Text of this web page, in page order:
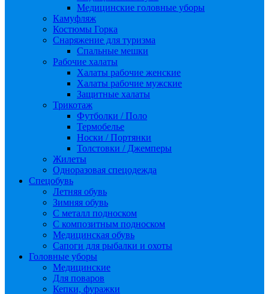
Медицинские головные уборы
Камуфляж
Костюмы Горка
Снаряжение для туризма
Спальные мешки
Рабочие халаты
Халаты рабочие женские
Халаты рабочие мужские
Защитные халаты
Трикотаж
Футболки / Поло
Термобелье
Носки / Портянки
Толстовки / Джемперы
Жилеты
Одноразовая спецодежда
Спецобувь
Летняя обувь
Зимняя обувь
С металл подноском
С композитным подноском
Медицинская обувь
Сапоги для рыбалки и охоты
Головные уборы
Медицинские
Для поваров
Кепки, фуражки